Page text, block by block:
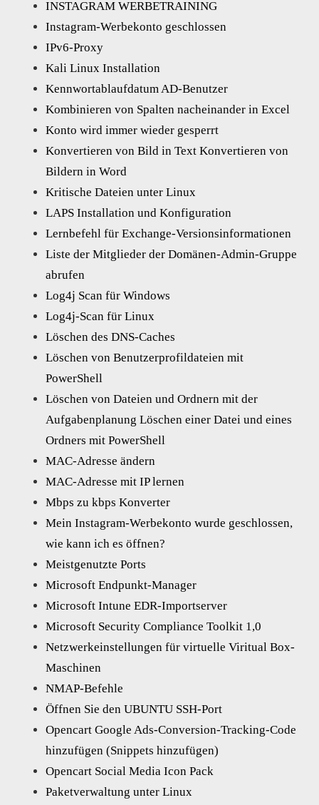
INSTAGRAM WERBETRAINING
Instagram-Werbekonto geschlossen
IPv6-Proxy
Kali Linux Installation
Kennwortablaufdatum AD-Benutzer
Kombinieren von Spalten nacheinander in Excel
Konto wird immer wieder gesperrt
Konvertieren von Bild in Text Konvertieren von
Bildern in Word
Kritische Dateien unter Linux
LAPS Installation und Konfiguration
Lernbefehl für Exchange-Versionsinformationen
Liste der Mitglieder der Domänen-Admin-Gruppe
abrufen
Log4j Scan für Windows
Log4j-Scan für Linux
Löschen des DNS-Caches
Löschen von Benutzerprofildateien mit
PowerShell
Löschen von Dateien und Ordnern mit der
Aufgabenplanung Löschen einer Datei und eines
Ordners mit PowerShell
MAC-Adresse ändern
MAC-Adresse mit IP lernen
Mbps zu kbps Konverter
Mein Instagram-Werbekonto wurde geschlossen,
wie kann ich es öffnen?
Meistgenutzte Ports
Microsoft Endpunkt-Manager
Microsoft Intune EDR-Importserver
Microsoft Security Compliance Toolkit 1,0
Netzwerkeinstellungen für virtuelle Viritual Box-
Maschinen
NMAP-Befehle
Öffnen Sie den UBUNTU SSH-Port
Opencart Google Ads-Conversion-Tracking-Code
hinzufügen (Snippets hinzufügen)
Opencart Social Media Icon Pack
Paketverwaltung unter Linux